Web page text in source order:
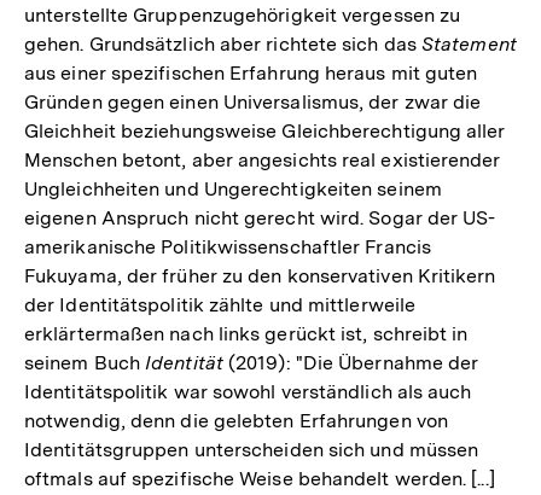
unterstellte Gruppenzugehörigkeit vergessen zu
gehen. Grundsätzlich aber richtete sich das Statement
aus einer spezifischen Erfahrung heraus mit guten
Gründen gegen einen Universalismus, der zwar die
Gleichheit beziehungsweise Gleichberechtigung aller
Menschen betont, aber angesichts real existierender
Ungleichheiten und Ungerechtigkeiten seinem
eigenen Anspruch nicht gerecht wird. Sogar der US-
amerikanische Politikwissenschaftler Francis
Fukuyama, der früher zu den konservativen Kritikern
der Identitätspolitik zählte und mittlerweile
erklärtermaßen nach links gerückt ist, schreibt in
seinem BuchIdentität(2019): "Die Übernahme der
Identitätspolitik war sowohl verständlich als auch
notwendig, denn die gelebten Erfahrungen von
Identitätsgruppen unterscheiden sich und müssen
oftmals auf spezifische Weise behandelt werden. [...]